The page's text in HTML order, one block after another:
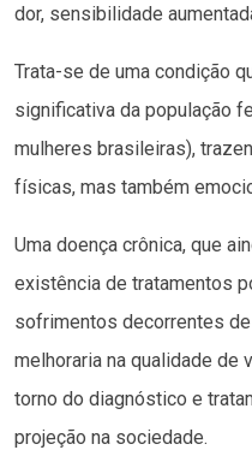
dor, sensibilidade
Trata-se de uma condição
significativa da população
mulheres brasileiras),
físicas, mas também
Uma doença crônica, que
existência de tratamentos
sofrimentos decorrentes
melhoraria na qualidade de
torno do diagnóstico e
projeção na sociedade.